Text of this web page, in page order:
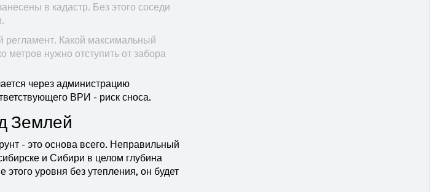
в кадастр. Без этого соседи
регламент. Какой максимальный
метров нужно отступить от забора
через администрацию
ВРИ - риск сноса.
Землей
- это основа всего. Неправильный
и Сибири в целом глубина
уровня без утепления, он будет